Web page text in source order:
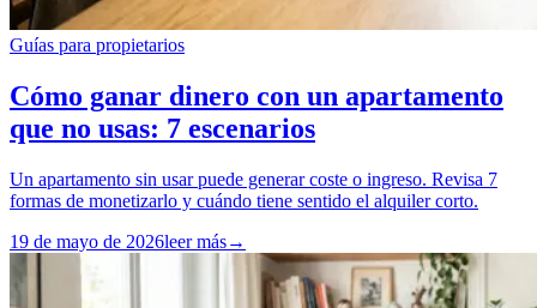
Guías para propietarios
Cómo ganar dinero con un apartamento
que no usas: 7 escenarios
Un apartamento sin usar puede generar coste o ingreso. Revisa 7
formas de monetizarlo y cuándo tiene sentido el alquiler corto.
19 de mayo de 2026leer más→